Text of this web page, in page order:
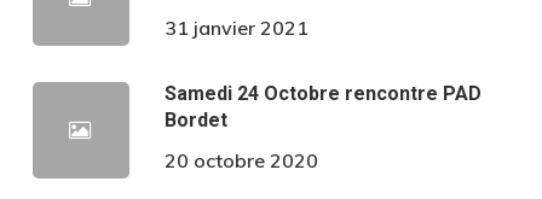
31 janvier 2021
Samedi 24 Octobre rencontre PAD
Bordet
20 octobre 2020